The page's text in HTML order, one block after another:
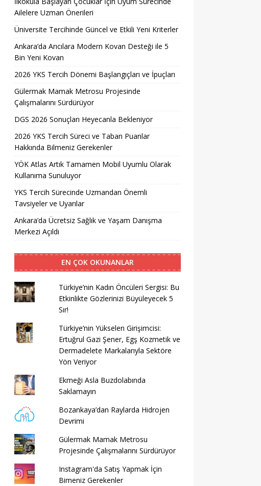
Ailelere Uzman Önerileri
Üniversite Tercihinde Güncel ve Etkili Yeni Kriterler
Ankara’da Arıcılara Modern Kovan Desteği ile 5
Bin Yeni Kovan
2026 YKS Tercih Dönemi Başlangıçları ve İpuçları
Gülermak Mamak Metrosu Projesinde
Çalışmalarını Sürdürüyor
DGS 2026 Sonuçları Heyecanla Bekleniyor
2026 YKS Tercih Süreci ve Taban Puanlar
Hakkında Bilmeniz Gerekenler
YÖK Atlas Artık Tamamen Mobil Uyumlu Olarak
Kullanıma Sunuluyor
YKS Tercih Sürecinde Uzmandan Önemli
Tavsiyeler ve Uyarılar
Ankara’da Ücretsiz Sağlık ve Yaşam Danışma
Merkezi Açıldı
EN ÇOK OKUNANLAR
Türkiye’nin Kadın Öncüleri Sergisi: Bu
Etkinlikte Gözlerinizi Büyüleyecek 5
Sır!
Türkiye’nin Yükselen Girişimcisi:
Ertuğrul Gazi Şener, Egş Kozmetik ve
Dermadelete Markalarıyla Sektöre
Yön Veriyor
Ekmeği Asla Buzdolabında
Saklamayın
Bozankaya’dan Raylarda Hidrojen
Devrimi
Gülermak Mamak Metrosu
Projesinde Çalışmalarını Sürdürüyor
Instagram'da Satış Yapmak İçin
Bimeniz Gerekenler